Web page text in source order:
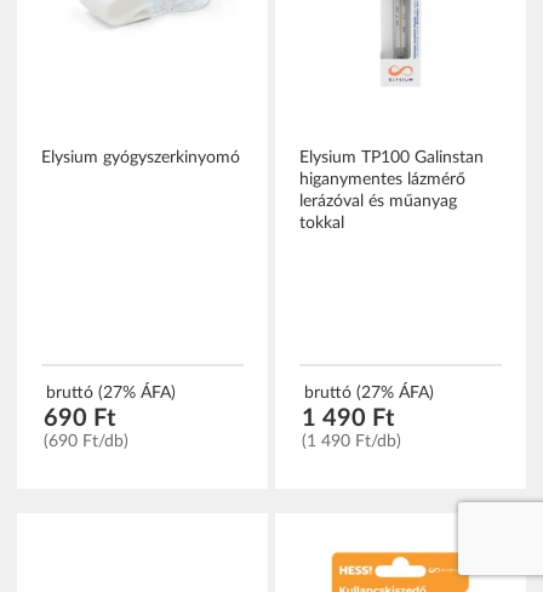
Elysium gyógyszerkinyomó
bruttó (27% ÁFA)
690 Ft
(690 Ft/db)
Elysium TP100 Galinstan
higanymentes lázmérő
lerázóval és műanyag
tokkal
bruttó (27% ÁFA)
1 490 Ft
(1 490 Ft/db)